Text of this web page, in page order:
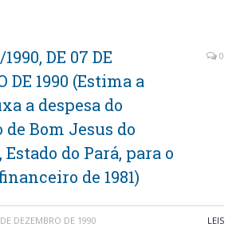
DE 07 DE
DE 1990 (Estima a
a despesa do
Bom Jesus do
do Pará, para o
de 1981)
0
DEZEMBRO DE 1990 LEIS